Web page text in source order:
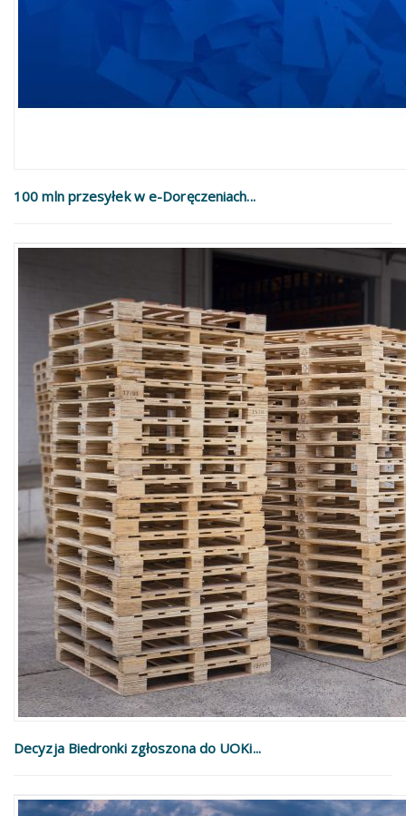
100 mln przesyłek w e-Doręczeniach...
Decyzja Biedronki zgłoszona do UOKi...